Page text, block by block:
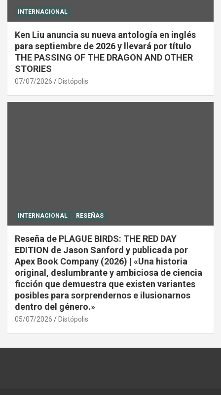
INTERNACIONAL
Ken Liu anuncia su nueva antología en inglés
para septiembre de 2026 y llevará por título
THE PASSING OF THE DRAGON AND OTHER
STORIES
07/07/2026 Distópolis
INTERNACIONAL RESEÑAS
Reseña de PLAGUE BIRDS: THE RED DAY
EDITION de Jason Sanford y publicada por
Apex Book Company (2026) | «Una historia
original, deslumbrante y ambiciosa de ciencia
ficción que demuestra que existen variantes
posibles para sorprendernos e ilusionarnos
dentro del género.»
05/07/2026 Distópolis